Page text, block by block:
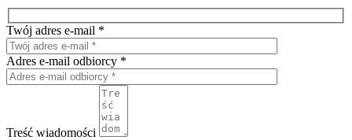
Twój adres e-mail *
Adres e-mail odbiorcy *
Treść wiadomości